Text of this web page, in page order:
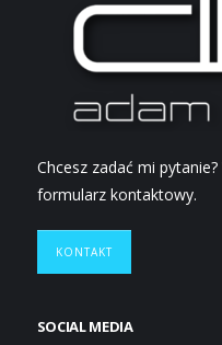
Chcesz zadać mi
formularz kontaktowy.
KONTAKT
SOCIAL MEDIA